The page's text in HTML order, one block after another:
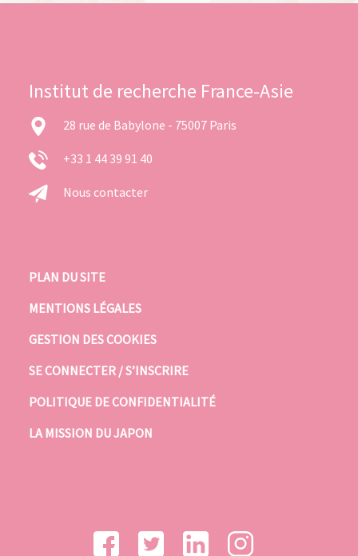
Institut de recherche France-Asie
28 rue de Babylone - 75007 Paris
+33 1 44 39 91 40
Nous contacter
PLAN DU SITE
MENTIONS LÉGALES
GESTION DES COOKIES
SE CONNECTER / S’INSCRIRE
POLITIQUE DE CONFIDENTIALITÉ
LA MISSION DU JAPON